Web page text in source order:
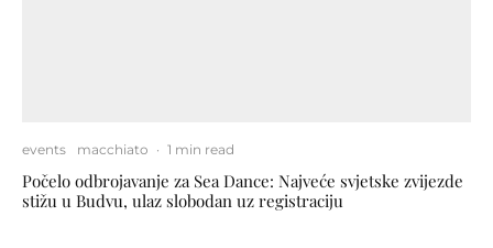
events macchiato · 1 min read
Počelo odbrojavanje za Sea Dance: Najveće svjetske zvijezde
stižu u Budvu, ulaz slobodan uz registraciju